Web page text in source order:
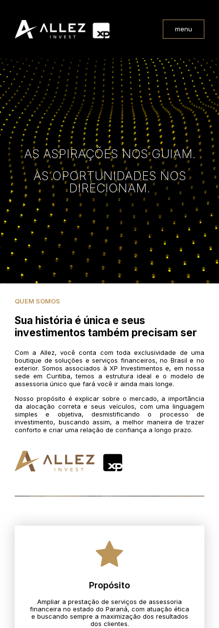
menu
AS ASPIRAÇÕES NOS GUIAM.
AS OPORTUNIDADES NOS
DIRECIONAM.
QUEM SOMOS
Sua história é única e seus
investimentos também precisam ser
Com a Allez, você conta com toda exclusividade de uma
boutique de soluções e serviços financeiros, no Brasil e no
exterior. Somos associados à XP Investimentos e, em nossa
sede em Curitiba, temos a estrutura ideal e o modelo de
assessoria único que fará você ir ainda mais longe.
Nosso propósito é explicar sobre o mercado, a importância
da alocação correta e seus veículos, com uma linguagem
simples e objetiva, desmistificando o processo de
investimento, buscando assim, a melhor maneira de trazer
conforto e criar uma relação de confiança a longo prazo.
Propósito
Ampliar a prestação de serviços de assessoria
financeira no estado do Paraná, com atuação ética
e buscando sempre a maximização dos resultados
dos clientes.